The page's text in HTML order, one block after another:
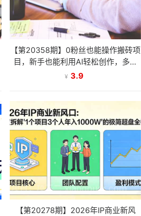
【第20358期】0粉丝也能操作搬砖项
目，新手也能利用AI轻松创作，多元
化变现月收益5000+
¥ 3.9
【第20278期】2026年IP商业新风